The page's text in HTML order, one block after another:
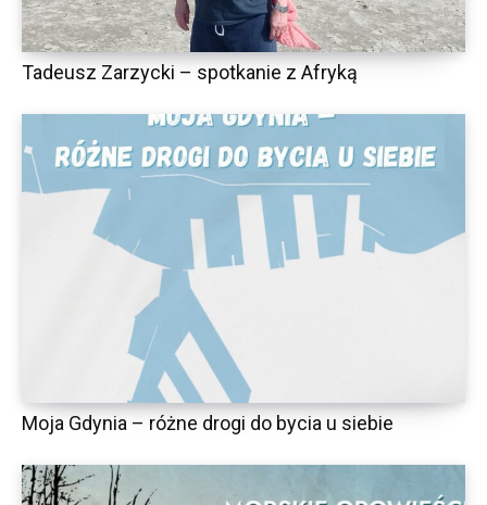
Tadeusz Zarzycki – spotkanie z Afryką
Moja Gdynia – różne drogi do bycia u siebie